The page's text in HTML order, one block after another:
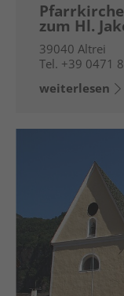
zum Hl.
39040 Altrei
Tel. +39 0471
weiterlesen